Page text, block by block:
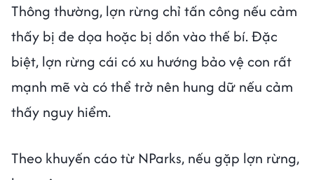
Thông thường, lợn rừng chỉ tấn công nếu cảm
thấy bị đe dọa hoặc bị dồn vào thế bí. Đặc
biệt, lợn rừng cái có xu hướng bảo vệ con rất
mạnh mẽ và có thể trở nên hung dữ nếu cảm
thấy nguy hiểm.
Theo khuyến cáo từ NParks, nếu gặp lợn rừng,